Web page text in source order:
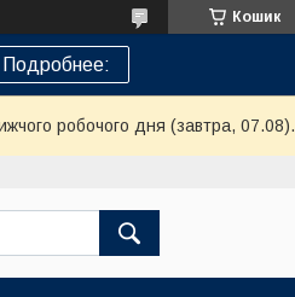
Кошик
Подробнее:
робочого дня (завтра, 07.08).